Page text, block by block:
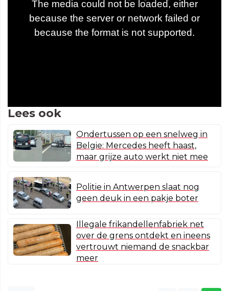
Lees ook
Ondertussen op een snelweg in
Belgie: Mercedes heeft haast,
maar grijze auto werkt niet mee
Politie in Antwerpen slaat nog
geen deuk in een pakje boter
Illegale frikandellenfabriek net
over de grens ontdekt en ineens
vertrouwt niemand de snackbar
meer